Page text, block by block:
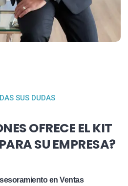
SUS DUDAS
OFRECE EL KIT
SU EMPRESA?
en Ventas